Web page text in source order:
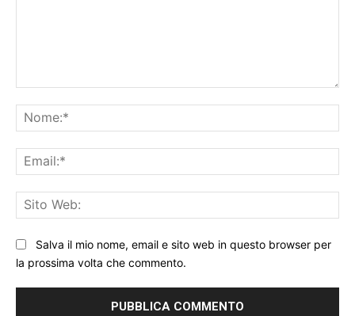
Salva il mio nome, email e sito web in questo browser per
la prossima volta che commento.